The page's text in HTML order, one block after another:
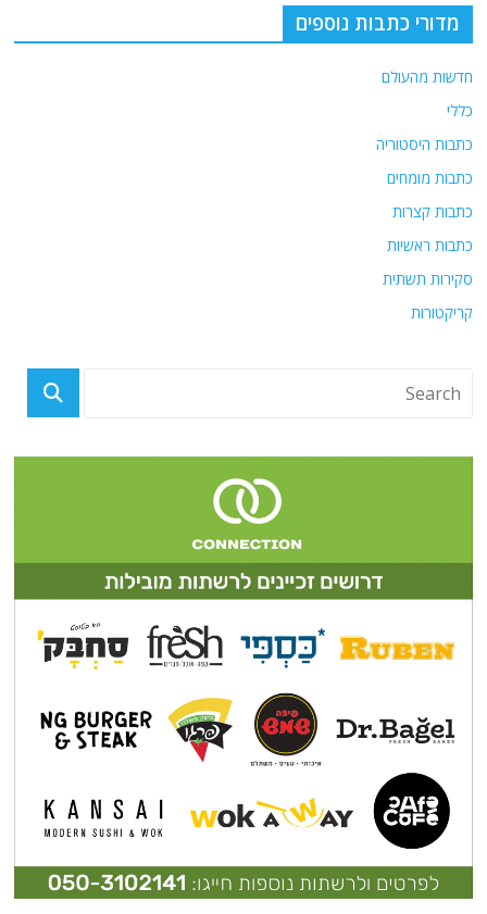
מדורי כתבות נוספים
חדשות מהעולם
כללי
כתבות היסטוריה
כתבות מומחים
כתבות קצרות
כתבות ראשיות
סקירות תשתית
קריקטורות